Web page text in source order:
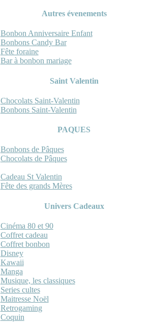
Autres évenements
Bonbon Anniversaire Enfant
Bonbons Candy Bar
Fête foraine
Bar à bonbon mariage
Saint Valentin
Chocolats Saint-Valentin
Bonbons Saint-Valentin
PAQUES
Bonbons de Pâques
Chocolats de Pâques
Cadeau St Valentin
Fête des grands Mères
Univers Cadeaux
Cinéma 80 et 90
Coffret cadeau
Coffret bonbon
Disney
Kawaii
Manga
Musique, les classiques
Series cultes
Maitresse Noël
Retrogaming
Coquin